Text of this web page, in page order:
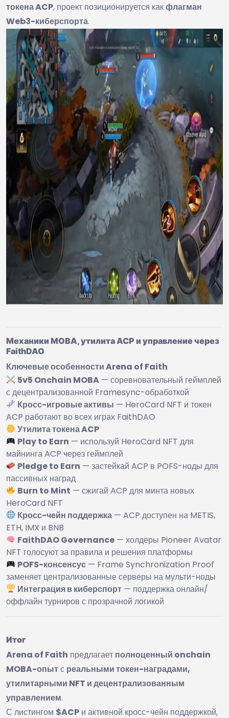
токена ACP, проект позиционируется какфлагман
Web3-киберспорта.
Механики MOBA, утилита ACP и управление через
FaithDAO
Ключевые особенности Arena of Faith
5v5 Onchain MOBA — соревновательный геймплей
с децентрализованной Framesync-обработкой
Кросс-игровые активы — HeroCard NFT и токен
ACP работают во всех играх FaithDAO
Утилита токена ACP
Play to Earn — используй HeroCard NFT для
майнинга ACP через геймплей
Pledge to Earn — застейкай ACP в POFS-ноды для
пассивных наград
Burn to Mint — сжигай ACP для минта новых
HeroCard NFT
Кросс-чейн поддержка — ACP доступен на METIS,
ETH, IMX и BNB
FaithDAO Governance — холдеры Pioneer Avatar
NFT голосуют за правила и решения платформы
POFS-консенсус — Frame Synchronization Proof
заменяет централизованные серверы на мульти-ноды
Интеграция в киберспорт — поддержка онлайн/
оффлайн турниров с прозрачной логикой
Итог
Arena of Faith предлагает полноценный onchain
MOBA-опытс реальными токен-наградами,
утилитарными NFT и децентрализованным
управлением.
С листингом $ACP и активной кросс-чейн поддержкой,